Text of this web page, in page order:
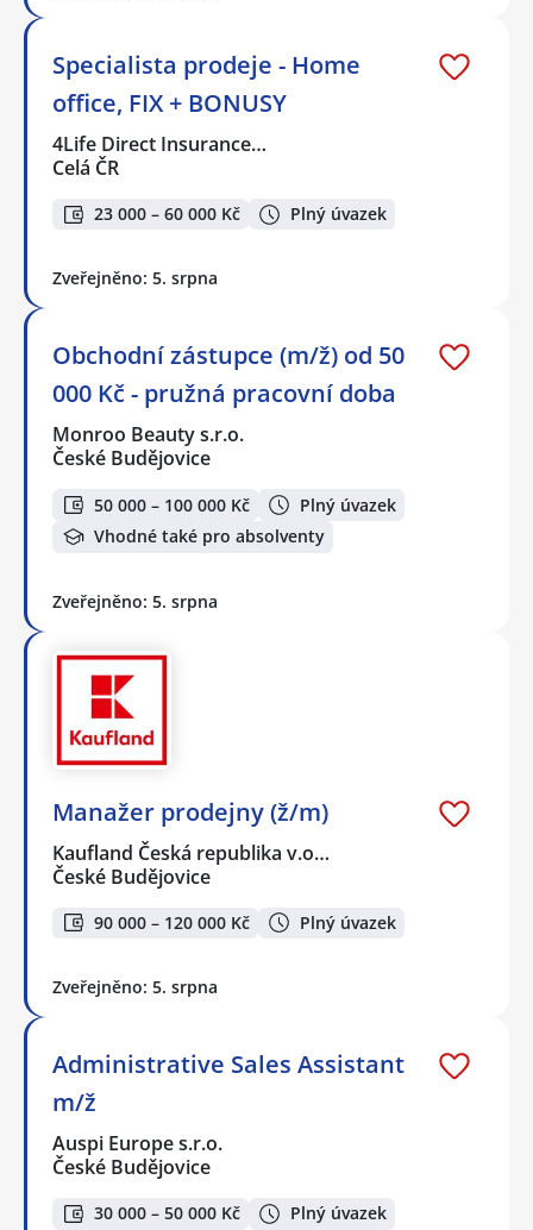
Specialista prodeje - Home
office, FIX + BONUSY
4Life Direct Insurance…
Celá ČR
23 000 – 60 000 Kč Plný úvazek
Zveřejněno: 5. srpna
Obchodní zástupce (m/ž) od 50
000 Kč - pružná pracovní doba
Monroo Beauty s.r.o.
České Budějovice
50 000 – 100 000 Kč
Plný úvazek
Vhodné také pro absolventy
Zveřejněno: 5. srpna
Manažer prodejny (ž/m)
Kaufland Česká republika v.o…
České Budějovice
90 000 – 120 000 Kč Plný úvazek
Zveřejněno: 5. srpna
Administrative Sales Assistant
m/ž
Auspi Europe s.r.o.
České Budějovice
30 000 – 50 000 Kč Plný úvazek